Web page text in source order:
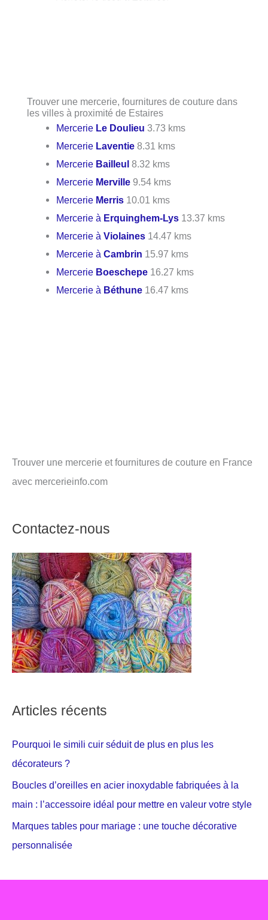
Trouver une mercerie, fournitures de couture dans
les villes à proximité de Estaires
Mercerie Le Doulieu 3.73 kms
Mercerie Laventie 8.31 kms
Mercerie Bailleul 8.32 kms
Mercerie Merville 9.54 kms
Mercerie Merris 10.01 kms
Mercerie à Erquinghem-Lys 13.37 kms
Mercerie àViolaines 14.47 kms
Mercerie àCambrin 15.97 kms
Mercerie Boeschepe 16.27 kms
Mercerie à Béthune 16.47 kms
Trouver une mercerie et fournitures de couture en France
avec mercerieinfo.com
Contactez-nous
Articles récents
Pourquoi le simili cuir séduit de plus en plus les
décorateurs ?
Boucles d’oreilles en acier inoxydable fabriquées à la
main : l’accessoire idéal pour mettre en valeur votre style
Marques tables pour mariage : une touche décorative
personnalisée